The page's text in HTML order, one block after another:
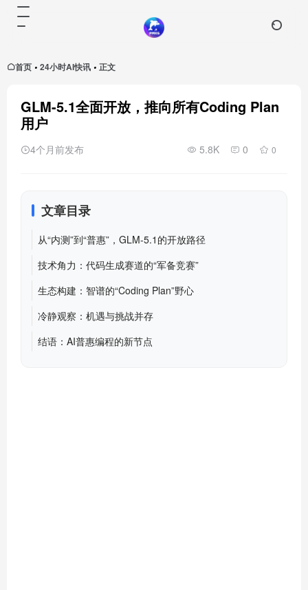
首页 • 24小时AI快讯 • 正文
GLM-5.1全面开放，推向所有Coding Plan
用户
4个月前发布 5.8K 0 0
文章目录
从“内测”到“普惠”，GLM-5.1的开放路径
技术角力：代码生成赛道的“军备竞赛”
生态构建：智谱的“Coding Plan”野心
冷静观察：机遇与挑战并存
结语：AI普惠编程的新节点